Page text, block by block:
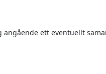
angående ett eventuellt